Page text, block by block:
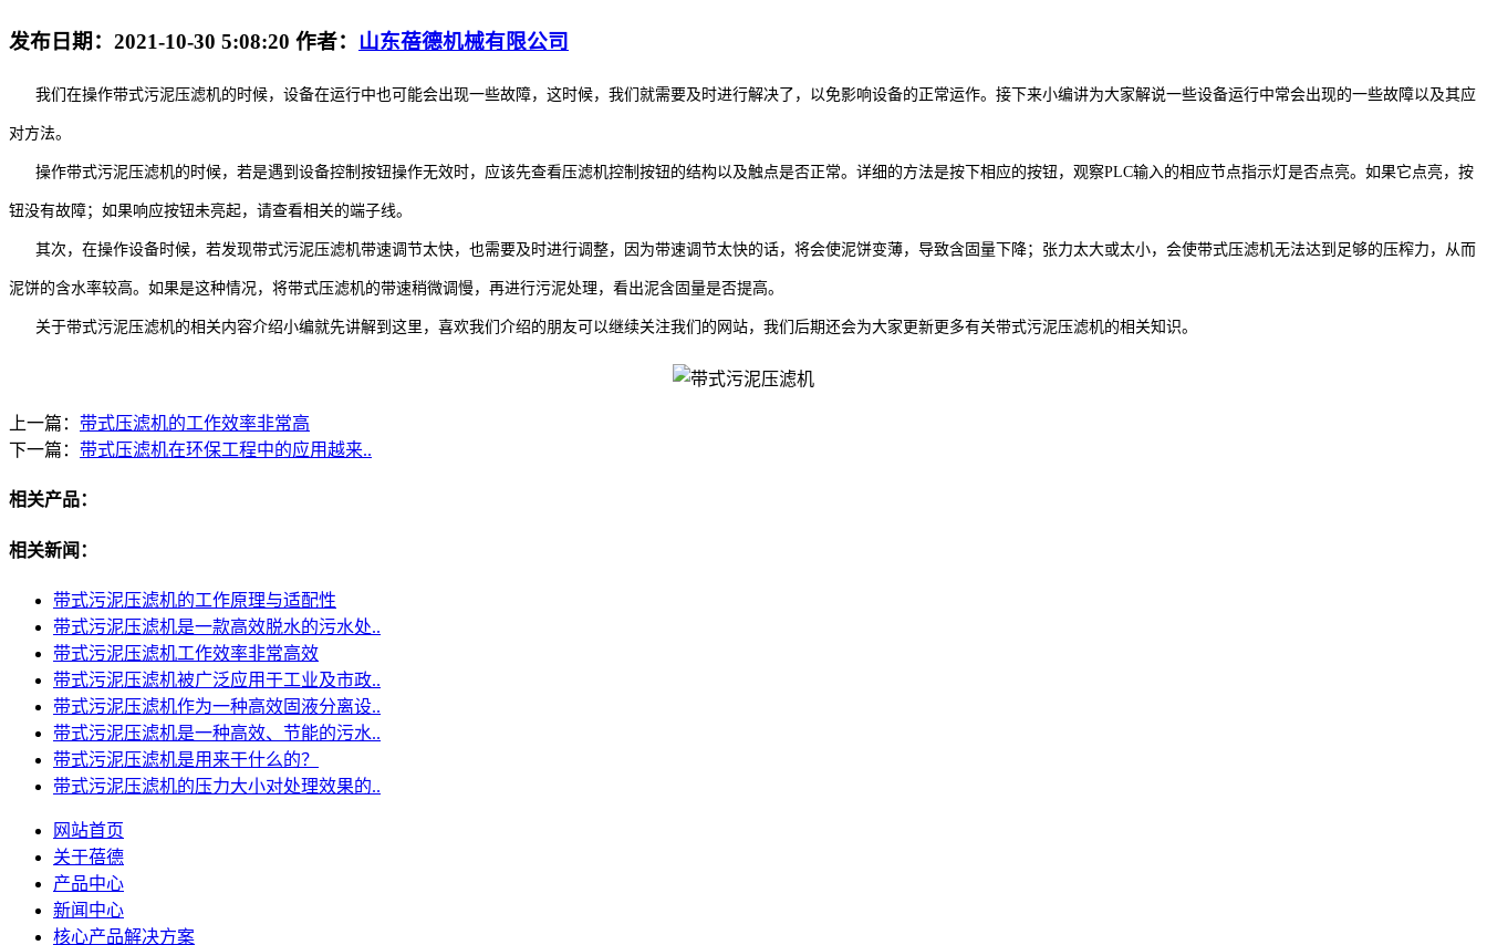
发布日期： 2021-10-30 5:08:20 作者： 山东蓓德机械有限公司
我们在操作带式污泥压滤机的时候， 设备在运行中也可能会出现一些故障，这时候，我们就需要及时进行解决了，以免影响设备的正常运作。接下来小编讲为大家解说一些设备运行中常会出现的一些故障以及其应
对方法。
操作带式污泥压滤机的时候，若是遇到设备控制按钮操作无效时，应该先查看压滤机控制按钮的结构以及触点是否正常。详细的方法是按下相应的按钮，观察PLC输入的相应节点指示灯是否点亮。如果它点亮，按
钮没有故障；如果响应按钮未亮起，请查看相关的端子线。
其次，在操作设备时候，若发现带式污泥压滤机带速调节太快，也需要及时进行调整，因为带速调节太快的话，将会使泥饼变薄，导致含固量下降；张力太大或太小，会使带式压滤机无法达到足够的压榨力，从而
泥饼的含水率较高。如果是这种情况，将带式压滤机的带速稍微调慢，再进行污泥处理，看出泥含固量是否提高。
关于带式污泥压滤机的相关内容介绍小编就先讲解到这里，喜欢我们介绍的朋友可以继续关注我们的网站，我们后期还会为大家更新更多有关带式污泥压滤机的相关知识。
上一篇： 带式压滤机的工作效率非常高
下一篇： 带式压滤机在环保工程中的应用越来..
相关产品：
相关新闻：
带式污泥压滤机的工作原理与适配性
带式污泥压滤机是一款高效脱水的污水处..
带式污泥压滤机工作效率非常高效
带式污泥压滤机被广泛应用于工业及市政..
带式污泥压滤机作为一种高效固液分离设..
带式污泥压滤机是一种高效、节能的污水..
带式污泥压滤机是用来干什么的？
带式污泥压滤机的压力大小对处理效果的..
网站首页
关于蓓德
产品中心
新闻中心
核心产品解决方案